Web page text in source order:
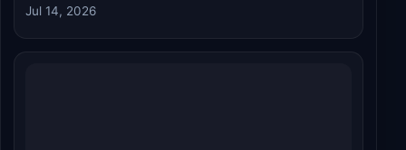
Jul 14, 2026